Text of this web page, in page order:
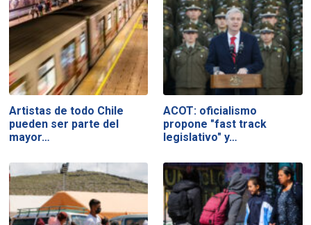
Artistas de todo Chile
pueden ser parte del
mayor…
ACOT: oficialismo
propone "fast track
legislativo" y…